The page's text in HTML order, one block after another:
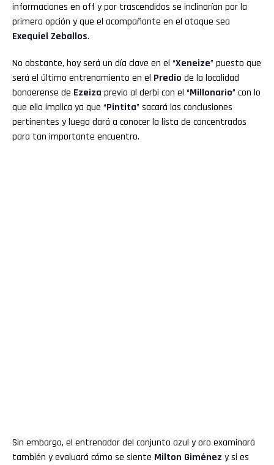
informaciones en off y por trascendidos se inclinarían por la
primera opción y que el acompañante en el ataque sea
Exequiel Zeballos.
No obstante, hoy será un día clave en el “Xeneize” puesto que
será el último entrenamiento en el Predio de la localidad
bonaerense de Ezeiza previo al derbi con el “Millonario” con lo
que ello implica ya que “Pintita” sacará las conclusiones
pertinentes y luego dará a conocer la lista de concentrados
para tan importante encuentro.
Sin embargo, el entrenador del conjunto azul y oro examinará
también y evaluará cómo se siente Milton Giménez y si es